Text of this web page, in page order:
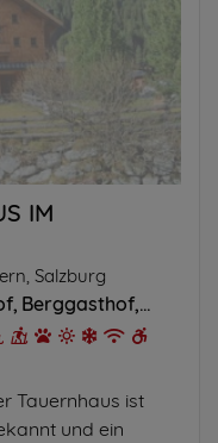
IM
Salzburg
Berggasthof Hütte/
Tauernhaus ist
und ein